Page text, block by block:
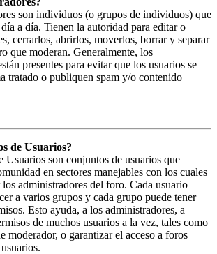
son individuos (o grupos de individuos) que
a día. Tienen la autoridad para editar o
cerrarlos, abrirlos, moverlos, borrar y separar
que moderan. Generalmente, los
presentes para evitar que los usuarios se
tratado o publiquen spam y/o contenido
de Usuarios?
Usuarios son conjuntos de usuarios que
en sectores manejables con los cuales
los administradores del foro. Cada usuario
a varios grupos y cada grupo puede tener
Esto ayuda, a los administradores, a
de muchos usuarios a la vez, tales como
moderador, o garantizar el acceso a foros